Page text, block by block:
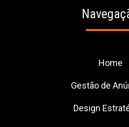
Home
Gestão de
Design